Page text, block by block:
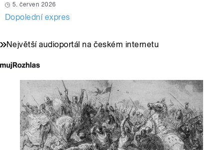
5. červen 2026
Dopolední expres
Největší audioportál na českém internetu